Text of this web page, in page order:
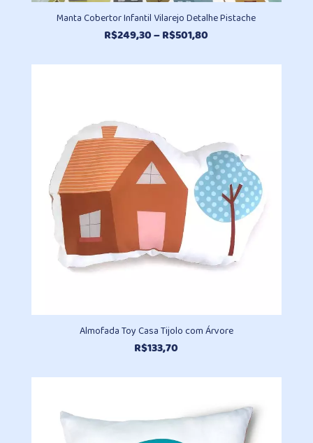
Manta Cobertor Infantil Vilarejo Detalhe Pistache
R$249,30–R$501,80
preço:
Almofada Toy Casa Tijolo com Árvore
R$133,70